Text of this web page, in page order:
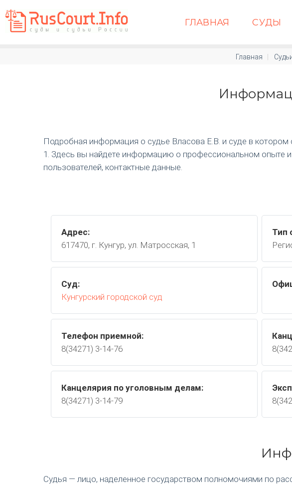
ГЛАВНАЯ СУДЫ
Главная
Подробная информация о судье Власова Е.В. и суде в котором
1. Здесь вы найдете информацию о профессиональном опыте
пользователей, контактные данные.
Адрес:
617470, г. Кунгур, ул. Матросская, 1
Тип
Суд:
Кунгурский городской суд
Телефон приемной:
8(34271) 3-14-76
Канцелярия по уголовным делам:
8(34271) 3-14-79
Судья — лицо, наделенное государством полномочиями по